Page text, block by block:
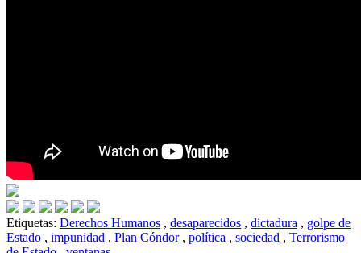
Etiquetas: Derechos Humanos , desaparecidos , dictadura , golpe de
Estado , impunidad , Plan Cóndor , política , sociedad , Terrorismo